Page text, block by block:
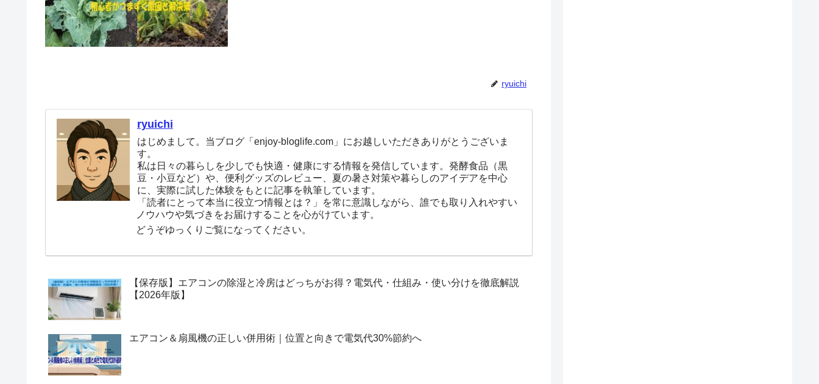
ryuichi
ryuichi
はじめまして。当ブログ「enjoy-bloglife.com」にお越しいただきありがとうございま
す。
私は日々の暮らしを少しでも快適・健康にする情報を発信しています。発酵食品（黒
豆・小豆など）や、便利グッズのレビュー、夏の暑さ対策や暮らしのアイデアを中心
に、実際に試した体験をもとに記事を執筆しています。
「読者にとって本当に役立つ情報とは？」を常に意識しながら、誰でも取り入れやすい
ノウハウや気づきをお届けすることを心がけています。
どうぞゆっくりご覧になってください。
【保存版】エアコンの除湿と冷房はどっちがお得？電気代・仕組み・使い分けを徹底解説
【2026年版】
エアコン＆扇風機の正しい併用術｜位置と向きで電気代30%節約へ